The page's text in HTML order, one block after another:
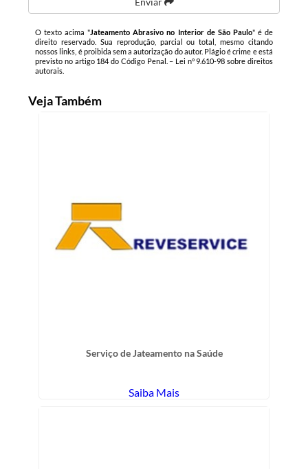
O texto acima "Jateamento Abrasivo no Interior de São Paulo" é de
direito reservado. Sua reprodução, parcial ou total, mesmo citando
nossos links, é proibida sem a autorização do autor. Plágio é crime e está
previsto no artigo 184 do Código Penal. – Lei n° 9.610-98 sobre direitos
autorais
Veja Também
Serviço de Jateamento na Saúde
Saiba Mais